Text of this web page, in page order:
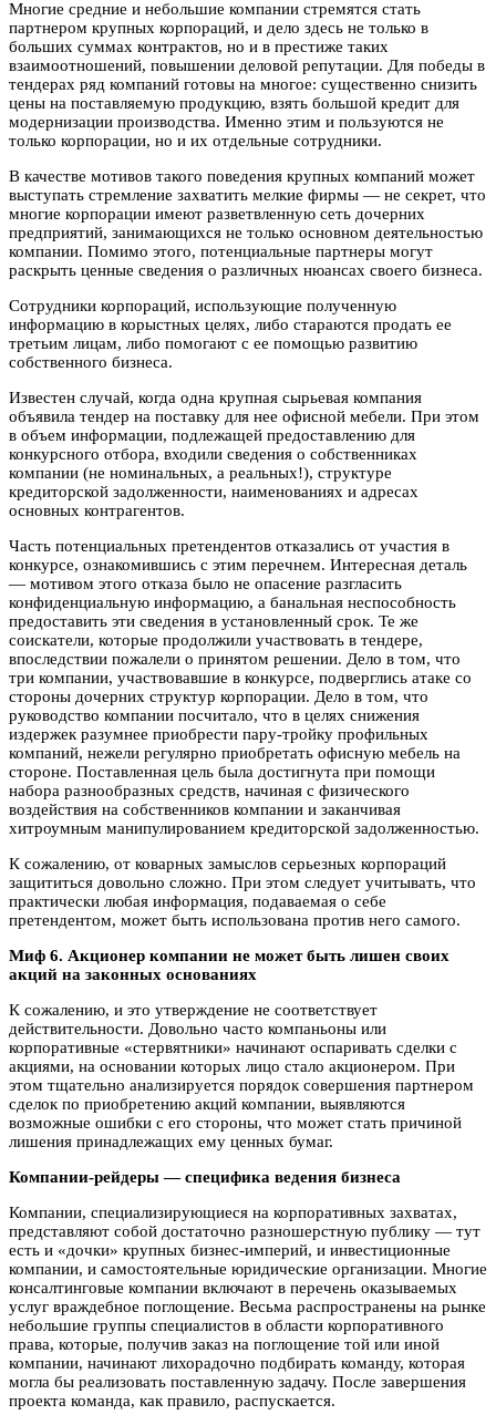
Многие средние и небольшие компании стремятся стать
партнером крупных корпораций, и дело здесь не только в
больших суммах контрактов, но и в престиже таких
взаимоотношений, повышении деловой репутации. Для победы в
тендерах ряд компаний готовы на многое: существенно снизить
цены на поставляемую продукцию, взять большой кредит для
модернизации производства. Именно этим и пользуются не
только корпорации, но и их отдельные сотрудники.
В качестве мотивов такого поведения крупных компаний может
выступать стремление захватить мелкие фирмы — не секрет, что
многие корпорации имеют разветвленную сеть дочерних
предприятий, занимающихся не только основном деятельностью
компании. Помимо этого, потенциальные партнеры могут
раскрыть ценные сведения о различных нюансах своего бизнеса.
Сотрудники корпораций, использующие полученную
информацию в корыстных целях, либо стараются продать ее
третьим лицам, либо помогают с ее помощью развитию
собственного бизнеса.
Известен случай, когда одна крупная сырьевая компания
объявила тендер на поставку для нее офисной мебели. При этом
в объем информации, подлежащей предоставлению для
конкурсного отбора, входили сведения о собственниках
компании (не номинальных, а реальных!), структуре
кредиторской задолженности, наименованиях и адресах
основных контрагентов.
Часть потенциальных претендентов отказались от участия в
конкурсе, ознакомившись с этим перечнем. Интересная деталь
— мотивом этого отказа было не опасение разгласить
конфиденциальную информацию, а банальная неспособность
предоставить эти сведения в установленный срок. Те же
соискатели, которые продолжили участвовать в тендере,
впоследствии пожалели о принятом решении. Дело в том, что
три компании, участвовавшие в конкурсе, подверглись атаке со
стороны дочерних структур корпорации. Дело в том, что
руководство компании посчитало, что в целях снижения
издержек разумнее приобрести пару-тройку профильных
компаний, нежели регулярно приобретать офисную мебель на
стороне. Поставленная цель была достигнута при помощи
набора разнообразных средств, начиная с физического
воздействия на собственников компании и заканчивая
хитроумным манипулированием кредиторской задолженностью.
К сожалению, от коварных замыслов серьезных корпораций
защититься довольно сложно. При этом следует учитывать, что
практически любая информация, подаваемая о себе
претендентом, может быть использована против него самого.
Миф 6. Акционер компании не может быть лишен своих
акций на законных основаниях
К сожалению, и это утверждение не соответствует
действительности. Довольно часто компаньоны или
корпоративные «стервятники» начинают оспаривать сделки с
акциями, на основании которых лицо стало акционером. При
этом тщательно анализируется порядок совершения партнером
сделок по приобретению акций компании, выявляются
возможные ошибки с его стороны, что может стать причиной
лишения принадлежащих ему ценных бумаг.
Компании-рейдеры — специфика ведения бизнеса
Компании, специализирующиеся на корпоративных захватах,
представляют собой достаточно разношерстную публику — тут
есть и «дочки» крупных бизнес-империй, и инвестиционные
компании, и самостоятельные юридические организации. Многие
консалтинговые компании включают в перечень оказываемых
услуг враждебное поглощение. Весьма распространены на рынке
небольшие группы специалистов в области корпоративного
права, которые, получив заказ на поглощение той или иной
компании, начинают лихорадочно подбирать команду, которая
могла бы реализовать поставленную задачу. После завершения
проекта команда, как правило, распускается.